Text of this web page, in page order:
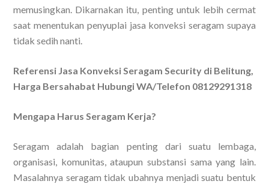
memusingkan. Dikarnakan itu, penting untuk lebih cermat
saat menentukan penyuplai jasa konveksi seragam supaya
tidak sedih nanti.
Referensi Jasa Konveksi Seragam Security di Belitung,
Harga Bersahabat Hubungi WA/Telefon 08129291318
Mengapa Harus Seragam Kerja?
Seragam adalah bagian penting dari suatu lembaga,
organisasi, komunitas, ataupun substansi sama yang lain.
Masalahnya seragam tidak ubahnya menjadi suatu bentuk